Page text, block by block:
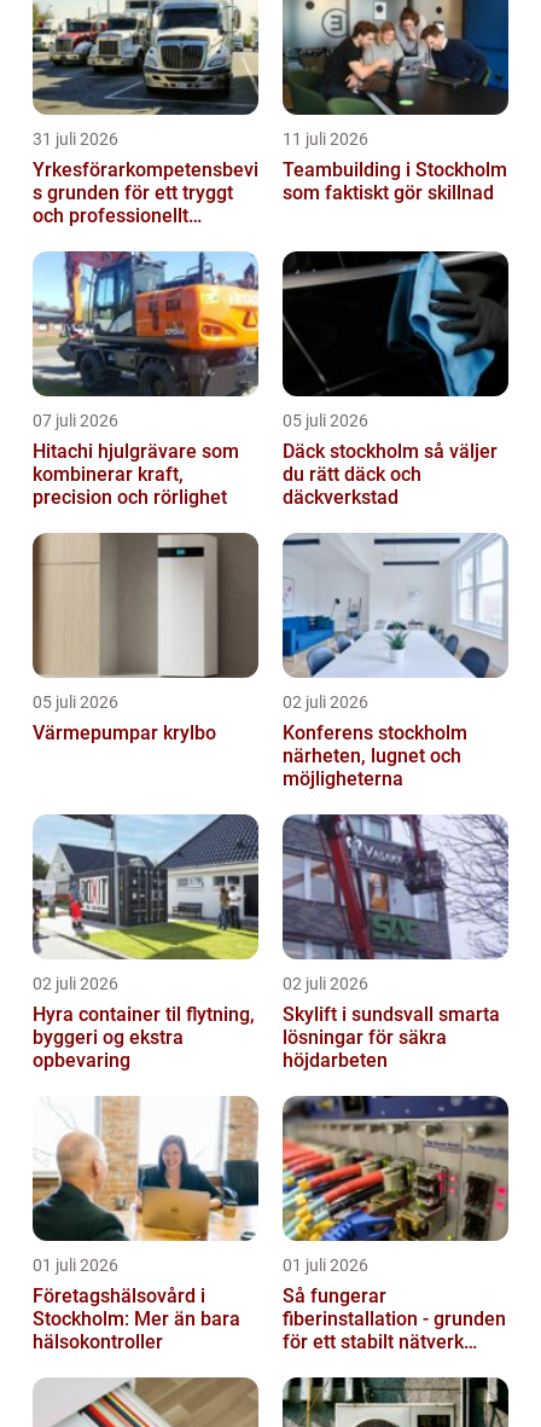
31 juli 2026
Yrkesförarkompetensbevi
s grunden för ett tryggt
och professionellt
11 juli 2026
Teambuilding i Stockholm
som faktiskt gör skillnad
07 juli 2026
Hitachi hjulgrävare som
kombinerar kraft,
precision och rörlighet
05 juli 2026
Däck stockholm så väljer
du rätt däck och
däckverkstad
05 juli 2026
Värmepumpar krylbo
02 juli 2026
Konferens stockholm
närheten, lugnet och
möjligheterna
02 juli 2026
Hyra container til flytning,
byggeri og ekstra
opbevaring
02 juli 2026
Skylift i sundsvall smarta
lösningar för säkra
höjdarbeten
01 juli 2026
Företagshälsovård i
Stockholm: Mer än bara
hälsokontroller
01 juli 2026
Så fungerar
fiberinstallation - grunden
för ett stabilt nätverk